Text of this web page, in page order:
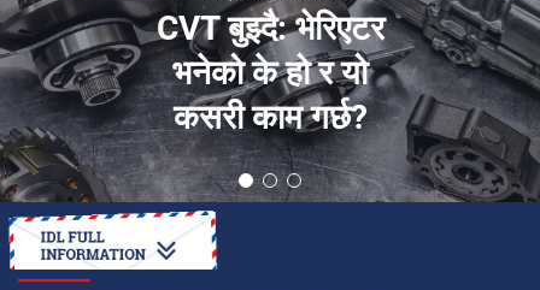
जनवरी 30, 2026
बोत्सवानामा भ्रमण गर्ने
उत्तम स्थानहरू
कसरी गर्ने